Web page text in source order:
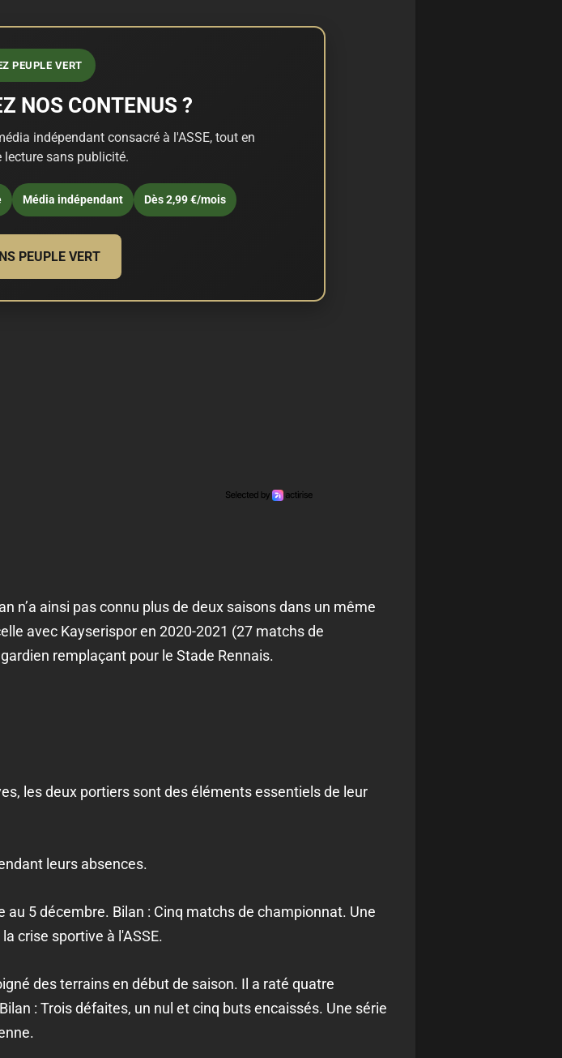
PEUPLE VERT
NOS CONTENUS ?
indépendant consacré à l'ASSE, tout en
sans publicité.
Média indépendant Dès 2,99 €/mois
PEUPLE VERT
n’a ainsi pas connu plus de deux saisons dans un même
avec Kayserispor en 2020-2021 (27 matchs de
remplaçant pour le Stade Rennais.
les deux portiers sont des éléments essentiels de leur
leurs absences.
5 décembre. Bilan : Cinq matchs de championnat. Une
crise sportive à l'ASSE.
des terrains en début de saison. Il a raté quatre
: Trois défaites, un nul et cinq buts encaissés. Une série